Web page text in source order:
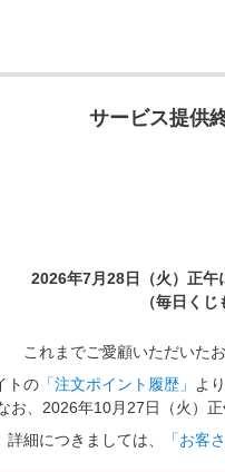
サービス提供
2026年7月28日（火）正午
（毎日く
これまでご愛顧いただいた
トの 「注文ポイント履歴」
よ
お、2026年10月27日（火）
詳細につきましては、
「お客